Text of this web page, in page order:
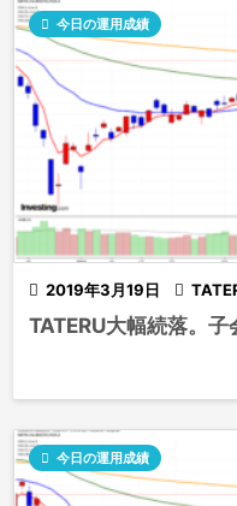
 2019年3月19日
 今日の運用成績

TATERU大幅続落。
 今日の運用成績